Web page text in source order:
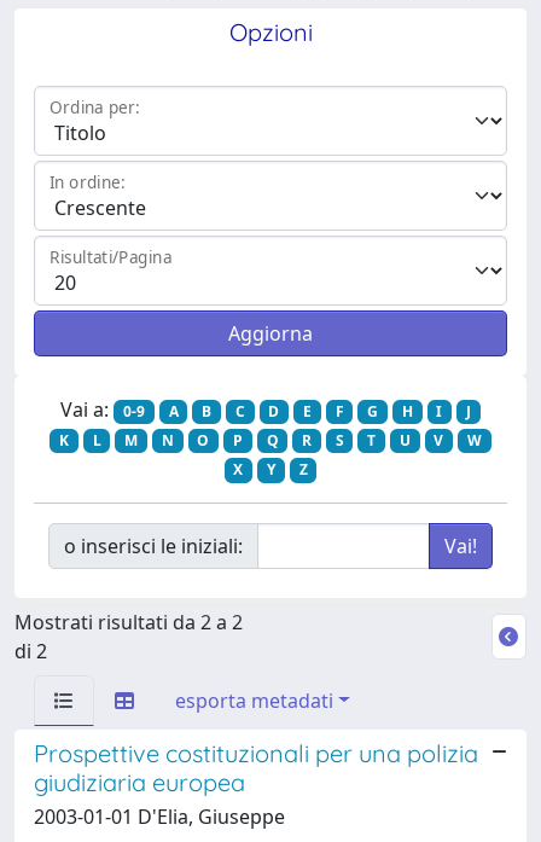
Opzioni
Ordina per:
In ordine:
Risultati/Pagina
Vai a: 0-9 A B C D E F G H I
J
K
L M N O P Q R S T U V
W
X
Y Z
o inserisci le iniziali:
Mostrati risultati da 2 a 2
di 2
esporta metadati
Prospettive costituzionali per una polizia
giudiziaria europea
2003-01-01 D'Elia, Giuseppe